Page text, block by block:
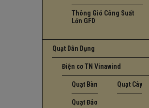
Thông Gió Công Suất
Lớn GFD
Quạt Dân Dụng
Điện cơ TN Vinawind
Quạt Bàn Quạt Cây
Quạt Đảo